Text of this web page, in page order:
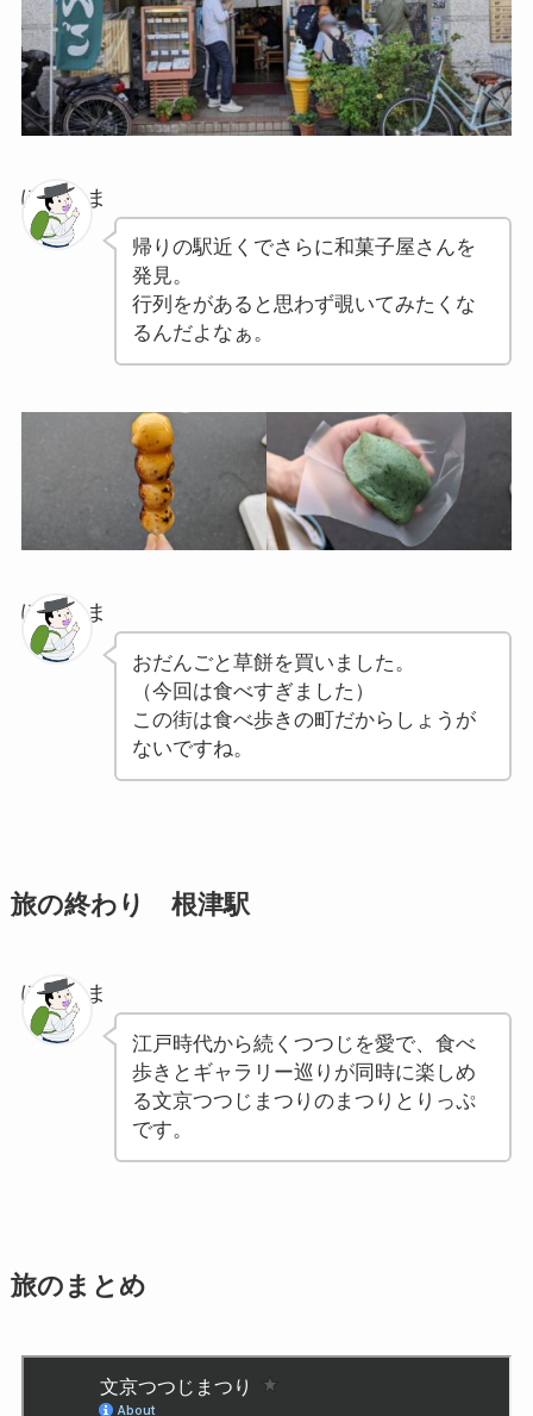
ぽちゃま
帰りの駅近くでさらに和菓子屋さんを
発見。
行列をがあると思わず覗いてみたくな
るんだよなぁ。
ぽちゃま
おだんごと草餅を買いました。
（今回は食べすぎました）
この街は食べ歩きの町だからしょうが
ないですね。
旅の終わり 根津駅
ぽちゃま
江戸時代から続くつつじを愛で、食べ
歩きとギャラリー巡りが同時に楽しめ
る文京つつじまつりのまつりとりっぷ
です。
旅のまとめ